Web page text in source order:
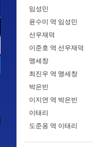
임성민
윤수미 역 임성민
선우재덕
이준호 역 선우재덕
맹세창
최진우 역 맹세창
박은빈
이지연 역 박은빈
이태리
도준옹 역 이태리